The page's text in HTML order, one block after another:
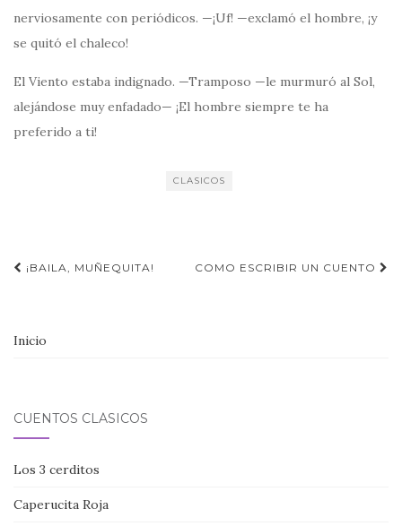
nerviosamente con periódicos. —¡Uf! —exclamó el hombre, ¡y
se quitó el chaleco!
El Viento estaba indignado. —Tramposo —le murmuró al Sol,
alejándose muy enfadado— ¡El hombre siempre te ha
preferido a ti!
CLASICOS
Navegación
¡BAILA, MUÑEQUITA! COMO ESCRIBIR UN CUENTO
Inicio
CUENTOS CLÁSICOS
Los 3 cerditos
Caperucita Roja